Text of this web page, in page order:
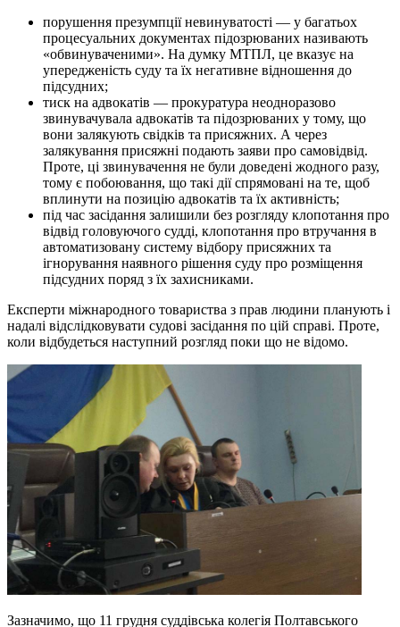
порушення презумпції невинуватості — у багатьох
процесуальних документах підозрюваних називають
«обвинуваченими». На думку МТПЛ, це вказує на
упередженість суду та їх негативне відношення до
підсудних;
тиск на адвокатів — прокуратура неодноразово
звинувачувала адвокатів та підозрюваних у тому, що
вони залякують свідків та присяжних. А через
залякування присяжні подають заяви про самовідвід.
Проте, ці звинувачення не були доведені жодного разу,
тому є побоювання, що такі дії спрямовані на те, щоб
вплинути на позицію адвокатів та їх активність;
під час засідання залишили без розгляду клопотання про
відвід головуючого судді, клопотання про втручання в
автоматизовану систему відбору присяжних та
ігнорування наявного рішення суду про розміщення
підсудних поряд з їх захисниками.
Експерти міжнародного товариства з прав людини планують і
надалі відслідковувати судові засідання по цій справі. Проте,
коли відбудеться наступний розгляд поки що не відомо.
Зазначимо, що 11 грудня суддівська колегія Полтавського